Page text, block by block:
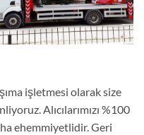
işletmesi olarak size
Alıcılarımızı %100
ehemmiyetlidir. Geri